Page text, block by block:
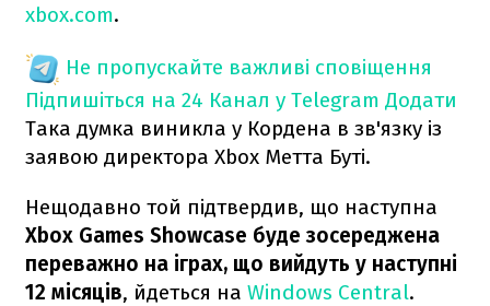
xbox.com.
Не пропускайте важливі сповіщення
Підпишіться на 24 Канал у Telegram Додати
Така думка виникла у Кордена в зв'язку із
заявою директора Xbox Метта Буті.
Нещодавно той підтвердив, що наступна
Xbox Games Showcase буде зосереджена
переважно на іграх, що вийдуть у наступні
12 місяців, йдеться на Windows Central.